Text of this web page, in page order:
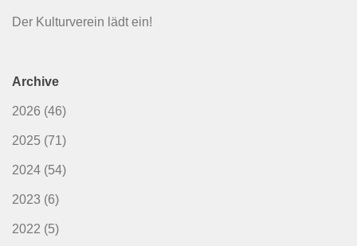
Der Kulturverein lädt ein!
Archive
2026 (46)
2025 (71)
2024 (54)
2023 (6)
2022 (5)